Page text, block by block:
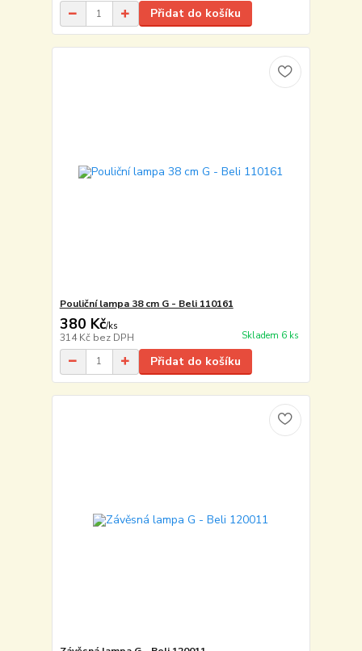
Přidat do košíku
Pouliční lampa 38 cm G - Beli 110161
380 Kč/ks
314 Kč bez DPH Skladem 6 ks
Přidat do košíku